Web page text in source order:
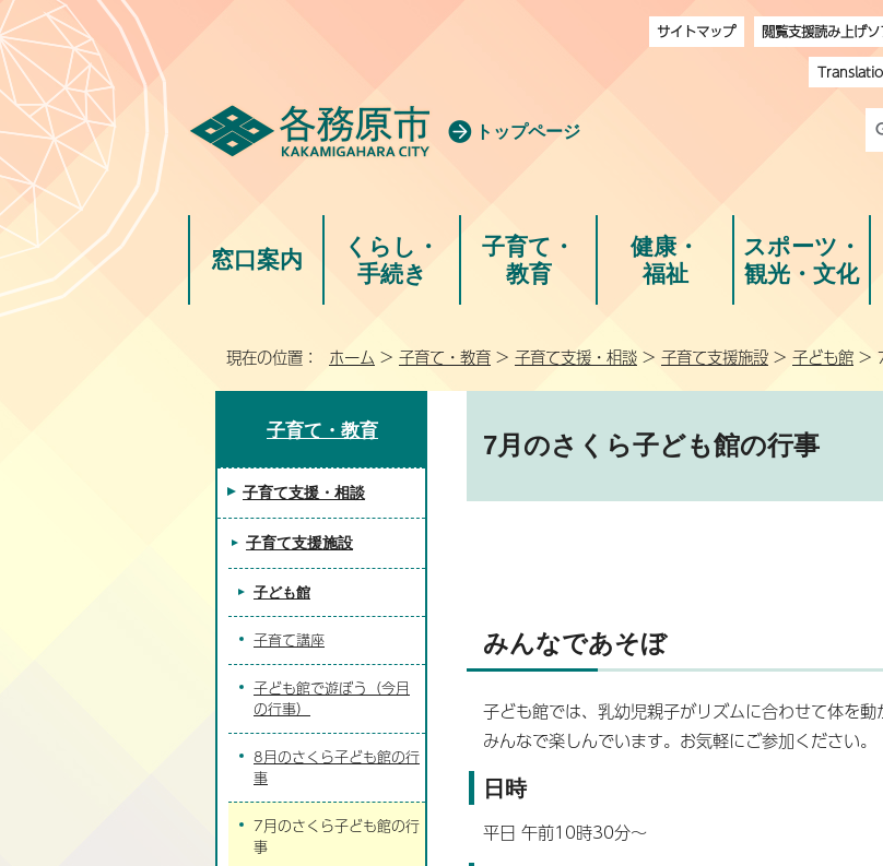
トップページ
サイトマップ 閲覧支援読み上げ
窓口案内
くらし・
手続き
子育て・
教育
健康・
福祉
スポーツ・
観光・文化
現在の位置： ホーム > 子育て・教育 > 子育て支援・相談 > 子育て支援施設 > 子ども館 >
7月のさくら子ども館の行事
みんなであそぼ
子ども館では、乳幼児親子がリズムに合わせて体を動
みんなで楽しんでいます。お気軽にご参加ください。
日時
平日 午前10時30分～
子育て・教育
子育て支援・相談
子育て支援施設
子ども館
子育て講座
子ども館で遊ぼう（今月
の行事）
8月のさくら子ども館の行
事
7月のさくら子ども館の行
事